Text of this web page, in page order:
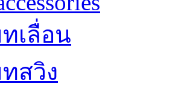
เลื่อน
สวิง